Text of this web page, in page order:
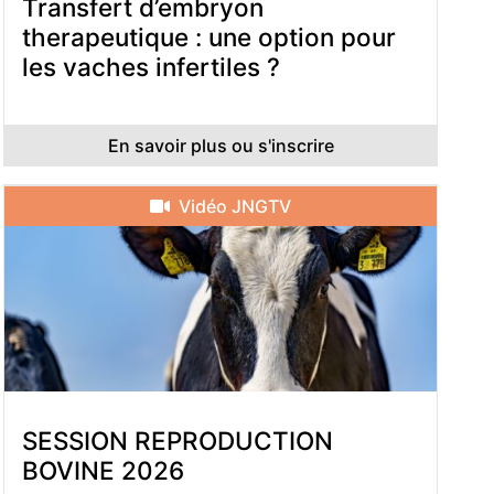
Transfert d’embryon
therapeutique : une option pour
les vaches infertiles ?
En savoir plus ou s'inscrire
Vidéo JNGTV
SESSION REPRODUCTION
BOVINE 2026